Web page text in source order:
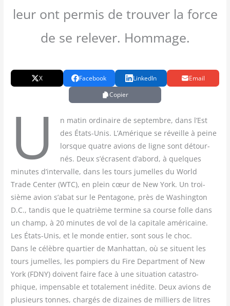
leur ont permis de trouver la force
de se relever. Hommage.
X Facebook LinkedIn
Email
Copier
U
n matin ordi­naire de sep­tembre, dans l’Est
des États-Unis. L’Amérique se réveille à peine
lorsque quatre avions de ligne sont détour­
nés. Deux s’écrasent d’abord, à quelques
minutes d’intervalle, dans les tours jumelles du World
Trade Cen­ter (WTC), en plein cœur de New York. Un troi­
sième avion s’abat sur le Penta­gone, près de Washing­ton
D.C., tan­dis que le qua­trième ter­mine sa course folle dans
un champ, à 20 minutes de vol de la capi­tale amé­ri­caine.
Les États-Unis, et le monde entier, sont sous le choc.
Dans le célèbre quar­tier de Man­hat­tan, où se situent les
tours jumelles, les pom­piers du Fire Depart­ment of New
York (FDNY) doivent faire face à une situa­tion catas­tro­
phique, impen­sable et tota­le­ment inédite. Deux avions de
plu­sieurs tonnes, char­gés de dizaines de mil­liers de litres